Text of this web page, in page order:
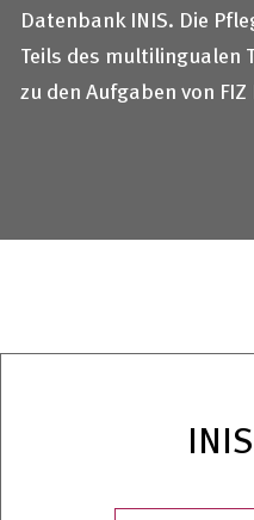
Datenbank INIS. Die
Teils des multilingualen
zu den Aufgaben von